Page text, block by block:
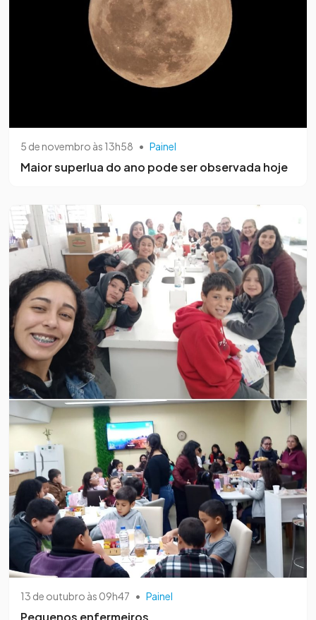
5 de novembro às 13h58 • Painel
Maior superlua do ano pode ser observada hoje
13 de outubro às 09h47 • Painel
Pequenos enfermeiros